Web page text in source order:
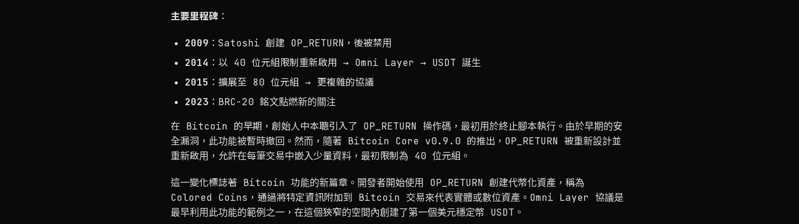
主要里程碑 ：
2009 ：Satoshi 創建 OP_RETURN，後被禁用
2014 ：以 40 位元組限制重新啟用 → Omni Layer → USDT 誕生
2015 ：擴展至 80 位元組 → 更複雜的協議
2023 ：BRC-20 銘文點燃新的關注
在 Bitcoin 的早期，創始人中本聰引入了 OP_RETURN 操作碼，最初用於終止腳本執行。由於早期的安
全漏洞，此功能被暫時撤回。然而，隨著 Bitcoin Core v0.9.0 的推出，OP_RETURN 被重新設計並
重新啟用，允許在每筆交易中嵌入少量資料，最初限制為 40 位元組。
這一變化標誌著 Bitcoin 功能的新篇章。開發者開始使用 OP_RETURN 創建代幣化資產，稱為
Colored Coins，通過將特定資訊附加到 Bitcoin 交易來代表實體或數位資產。Omni Layer 協議是
最早利用此功能的範例之一，在這個狹窄的空間內創建了第一個美元穩定幣 USDT。